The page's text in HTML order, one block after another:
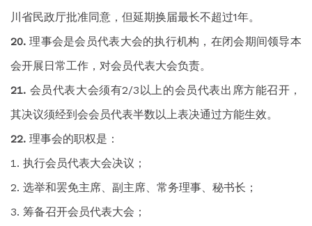
川省民政厅批准同意，但延期换届最长不超过1年。
理事会是会员代表大会的执行机构，在闭会期间领导本
会开展日常工作，对会员代表大会负责。
会员代表大会须有2/3以上的会员代表出席方能召开，
其决议须经到会会员代表半数以上表决通过方能生效。
理事会的职权是：
执行会员代表大会决议；
选举和罢免主席、副主席、常务理事、秘书长；
筹备召开会员代表大会；